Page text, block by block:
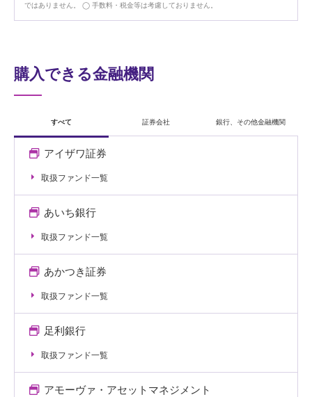
ではありません。
手数料・税金等は考慮しておりません。
購入できる金融機関
すべて 証券会社 銀行、その他金融機関
アイザワ証券
取扱ファンド一覧
あいち銀行
取扱ファンド一覧
あかつき証券
取扱ファンド一覧
足利銀行
取扱ファンド一覧
アモーヴァ・アセットマネジメント